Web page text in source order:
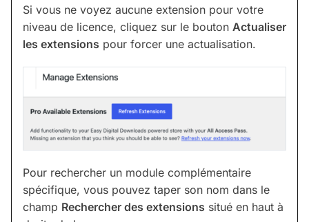
Si vous ne voyez aucune extension pour votre
niveau de licence, cliquez sur le bouton Actualiser
les extensions pour forcer une actualisation.
Pour rechercher un module complémentaire
spécifique, vous pouvez taper son nom dans le
champ Rechercher des extensions situé en haut à